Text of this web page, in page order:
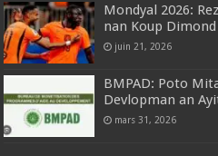
Mondyal 2026:
nan Koup Dimond
juin 21, 2026
BMPAD: Poto
Devlopman an
mars 31, 2026